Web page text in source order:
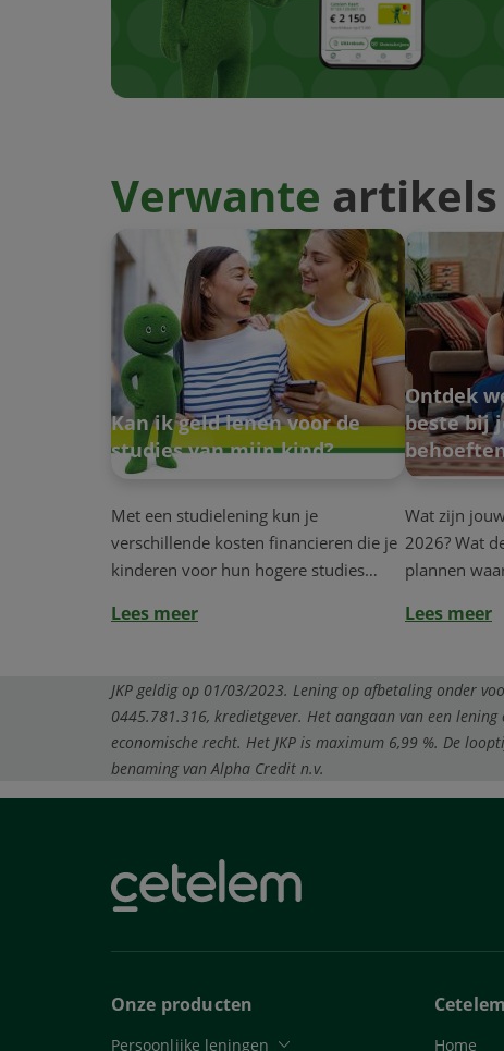
Verwante artikels
Kan ik geld lenen voor de
studies van mijn kind?
Met een studielening kun je
verschillende kosten financieren die je
kinderen voor hun hogere studies
Lees meer
Ontdek
beste bij
Wat zijn
2026? Wat
plannen
Lees meer
JKP geldig op 01/03/2023. Lening op afbetaling onder
0445.781.316, kredietgever. Het aangaan van een
economische recht. Het JKP is maximum 6,99 %. De
benaming van Alpha Credit n.v.
Onze producten
Persoonlijke leningen
Cetelem
Home